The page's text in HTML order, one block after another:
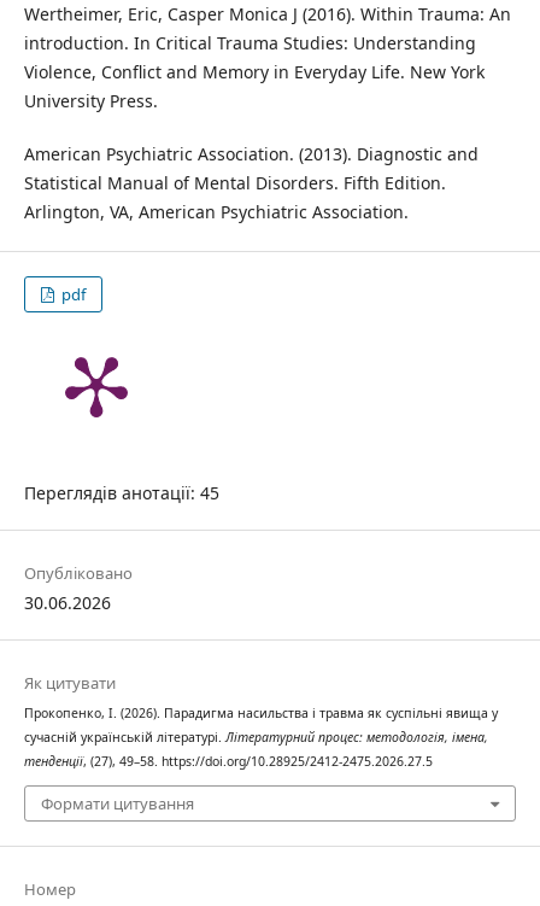
Wertheimer, Eric, Casper Monica J (2016). Within Trauma: An
introduction. In Critical Trauma Studies: Understanding
Violence, Conflict and Memory in Everyday Life. New York
University Press.
American Psychiatric Association. (2013). Diagnostic and
Statistical Manual of Mental Disorders. Fifth Edition.
Arlington, VA, American Psychiatric Association.
pdf
Переглядів анотації: 45
Опубліковано
30.06.2026
Як цитувати
Прокопенко, І. (2026). Парадигма насильства і травма як суспільні явища у
сучасній українській літературі.Літературний процес: методологія, імена,
тенденції, (27), 49–58. https://doi.org/10.28925/2412-2475.2026.27.5
Формати цитування
Номер